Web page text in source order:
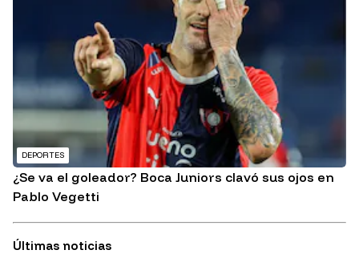
DEPORTES
¿Se va el goleador? Boca Juniors clavó sus ojos en
Pablo Vegetti
Últimas noticias